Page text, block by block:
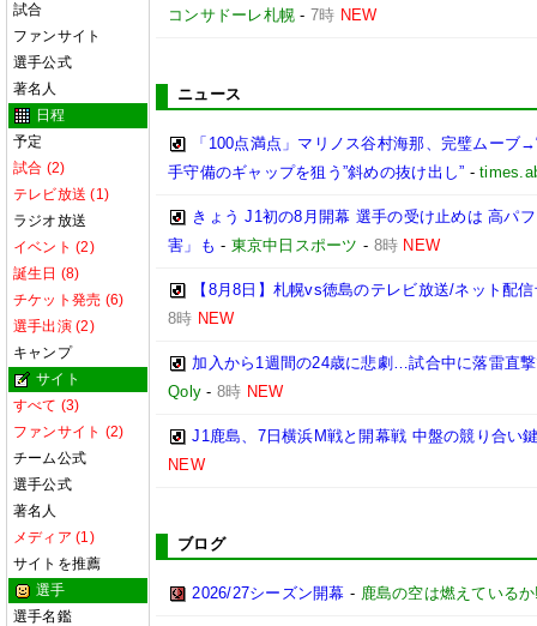
試合
ファンサイト
選手公式
著名人
日程
予定
試合 (2)
テレビ放送 (1)
ラジオ放送
イベント (2)
誕生日 (8)
チケット発売 (6)
選手出演 (2)
キャンプ
サイト
すべて (3)
ファンサイト (2)
チーム公式
選手公式
著名人
メディア (1)
サイトを推薦
選手
選手名鑑
コンサドーレ札幌 - 7時 NEW
ニュース
「100点満点」マリノス谷村海那、完璧ムーブ
手守備のギャップを狙う”斜めの抜け出し” -
きょう J1初の8月開幕 選手の受け止めは 高パ
害」も - 東京中日スポーツ - 8時 NEW
【8月8日】札幌vs徳島のテレビ放送/ネット配
8時 NEW
加入から1週間の24歳に悲劇…試合中に落雷直
Qoly - 8時 NEW
J1鹿島、7日横浜M戦と開幕戦 中盤の競り合い
NEW
ブログ
2026/27シーズン開幕 - 鹿島の空は燃えている